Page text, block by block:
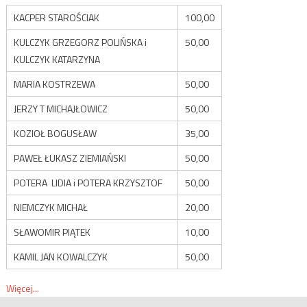
KACPER STAROŚCIAK
100,00
KULCZYK GRZEGORZ POLIŃSKA i
KULCZYK KATARZYNA
50,00
MARIA KOSTRZEWA
50,00
JERZY T MICHAJŁOWICZ
50,00
KOZIOŁ BOGUSŁAW
35,00
PAWEŁ ŁUKASZ ZIEMIAŃSKI
50,00
POTERA LIDIA i POTERA KRZYSZTOF
50,00
NIEMCZYK MICHAŁ
20,00
SŁAWOMIR PIĄTEK
10,00
KAMIL JAN KOWALCZYK
50,00
Więcej...